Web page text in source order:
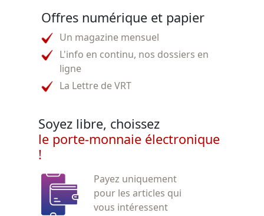
Offres numérique et papier
Un magazine mensuel
L'info en continu, nos dossiers en
ligne
La Lettre de VRT
Soyez libre, choissez
le porte-monnaie électronique
!
Payez uniquement
pour les articles qui
vous intéressent